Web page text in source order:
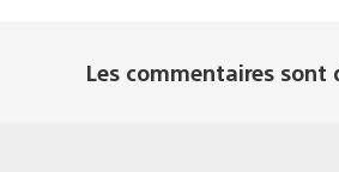
Les commentaires sont